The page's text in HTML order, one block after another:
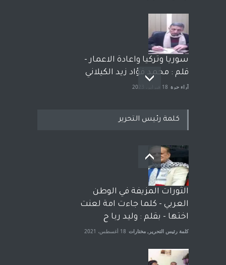
سوريا وتركيا واعادة الاعمار -
قلم : محمد فؤاد زيد الكيلاني
آراء حرة 18 فبراير، 2023
بعد معارك قضائية طاحنة كتب
وترافع فيها بنفسه مرة اخرى..
الشيخ طارق يوسف يقهر
الحكومة الأمريكية ، فأعطوه
الجنسية عن يد وهم صاغرون،
آراء حرة مختارات 7 أبريل، 2023
كلمة رئيس التحرير
الثورات المزيفة في الوطن
العربي - كلما جاءت امة لعنت
اختها - بقلم : وليد ربا ح
كلمة رئيس التحرير , مختارات 18 أغسطس، 2021